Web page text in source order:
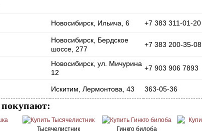
Новосибирск, Ильича, 6 +7 383 311-01-20
Новосибирск, Бердское
шоссе, 277
+7 383 200-35-08
Новосибирск, ул. Мичурина
12
+7 903 906 7893
Искитим, Лермонтова, 43 363-05-36
Тысячелистник Гинкго билоба